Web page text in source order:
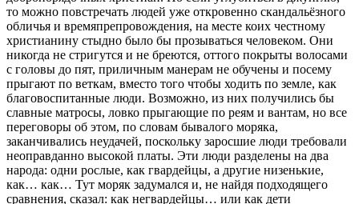
то можно повстречать людей уже откровенно скандальёзного
обличья и времяпрепровождения, на месте коих честному
христианину стыдно было бы прозываться человеком. Они
никогда не стригутся и не бреются, оттого покрыты волосами
с головы до пят, приличным манерам не обучены и посему
прыгают по веткам, вместо того чтобы ходить по земле, как
благовоспитанные люди. Возможно, из них получились бы
славные матросы, ловко прыгающие по реям и вантам, но все
переговоры об этом, по словам бывалого моряка,
заканчивались неудачей, поскольку заросшие люди требовали
неоправданно высокой платы. Эти люди разделены на два
народа: одни рослые, как гвардейцы, а другие низенькие,
как… как… Тут моряк задумался и, не найдя подходящего
сравнения, сказал: как негвардейцы… или как дети